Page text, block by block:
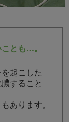
とも…。
起こした
すること
あります。